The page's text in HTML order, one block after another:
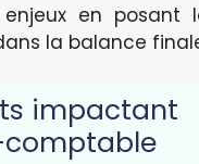
en posant
la balance
impactant
comptable